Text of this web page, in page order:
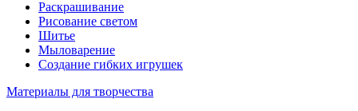
Раскрашивание
Рисование светом
Шитье
Мыловарение
Создание гибких игрушек
Материалы для творчества